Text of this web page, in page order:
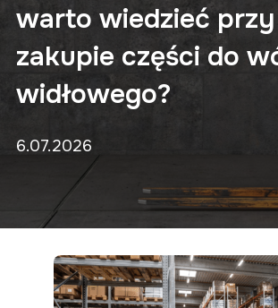
warto wiedzieć przy
zakupie części do
widłowego?
6.07.2026